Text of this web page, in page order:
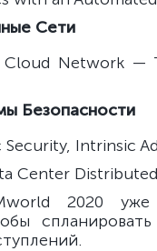
Сети
Cloud Network
Безопасности
Intrinsic
Center
2020